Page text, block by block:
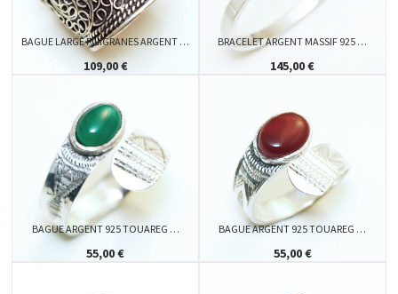
BAGUE LARGE FILIGRANES ARGENT …
109,00 €
BRACELET ARGENT MASSIF 925 …
145,00 €
BAGUE ARGENT 925 TOUAREG …
55,00 €
BAGUE ARGENT 925 TOUAREG …
55,00 €